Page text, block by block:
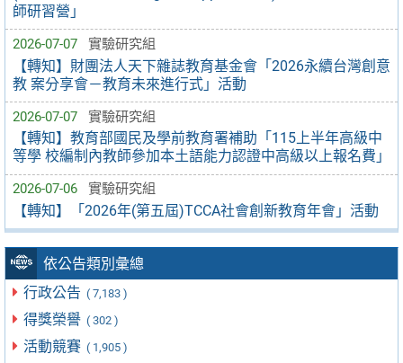
師研習營」
2026-07-07 實驗研究組
【轉知】財團法人天下雜誌教育基金會「2026永續台灣創意
教 案分享會－教育未來進行式」活動
2026-07-07 實驗研究組
【轉知】教育部國民及學前教育署補助「115上半年高級中
等學 校編制內教師參加本土語能力認證中高級以上報名費」
2026-07-06 實驗研究組
【轉知】「2026年(第五屆)TCCA社會創新教育年會」活動
依公告類別彙總
行政公告 ( 7,183 )
得獎榮譽 ( 302 )
活動競賽 ( 1,905 )